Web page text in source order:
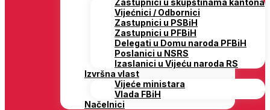
Zastupnici u skupštinama kantona
Vijećnici / Odbornici
Zastupnici u PSBiH
Zastupnici u PFBiH
Delegati u Domu naroda PFBiH
Poslanici u NSRS
Izaslanici u Vijeću naroda RS
Izvršna vlast
Vijeće ministara
Vlada FBiH
Načelnici